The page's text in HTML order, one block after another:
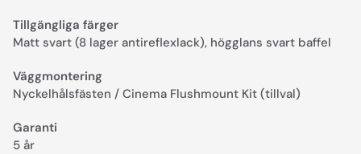
Tillgängliga färger
Matt svart (8 lager antireflexlack), högglans svart baffel
Väggmontering
Nyckelhålsfästen / Cinema Flushmount Kit (tillval)
Garanti
5 år